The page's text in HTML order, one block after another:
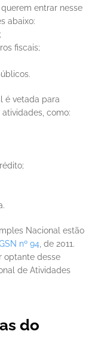
entrar nesse
abaixo:
fiscais;
é vetada para
como:
Nacional estão
nº 94 , de 2011.
optante desse
de Atividades
do